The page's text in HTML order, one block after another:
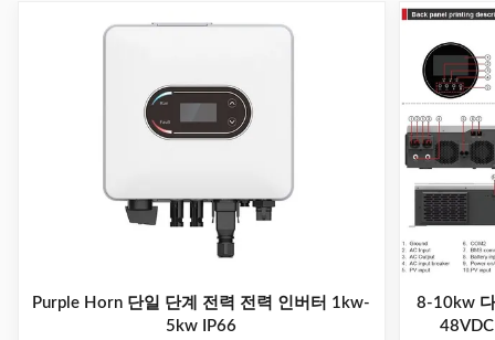
Purple Horn 단일 단계 전력 전력 인버터 1kw-
5kw IP66
8-10kw